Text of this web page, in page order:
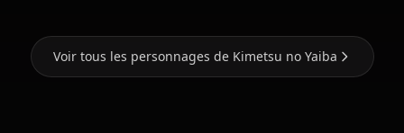
Voir tous les personnages de Kimetsu no Yaiba